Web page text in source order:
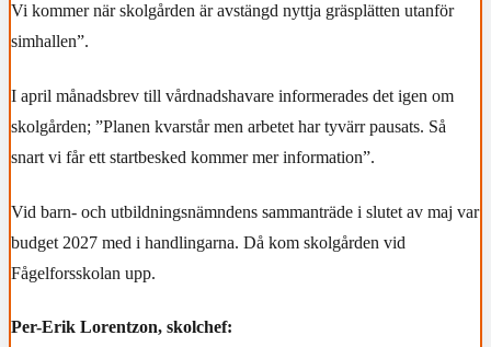
Vi kommer när skolgården är avstängd nyttja gräsplätten utanför
simhallen”.
I april månadsbrev till vårdnadshavare informerades det igen om
skolgården; ”Planen kvarstår men arbetet har tyvärr pausats. Så
snart vi får ett startbesked kommer mer information”.
Vid barn- och utbildningsnämndens sammanträde i slutet av maj var
budget 2027 med i handlingarna. Då kom skolgården vid
Fågelforsskolan upp.
Per-Erik Lorentzon, skolchef: